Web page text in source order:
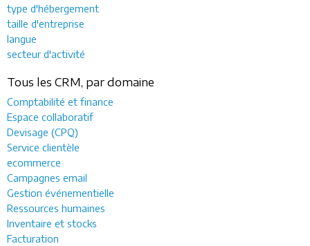
type d'hébergement
taille d'entreprise
langue
secteur d'activité
Tous les CRM, par domaine
Comptabilité et finance
Espace collaboratif
Devisage (CPQ)
Service clientèle
ecommerce
Campagnes email
Gestion événementielle
Ressources humaines
Inventaire et stocks
Facturation